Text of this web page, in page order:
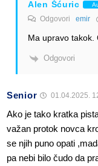
Alen Šćuric
Odgovori emir
Ma upravo takok.
Odgovori
Senior 01.04.2025.
Ako je tako kratka
važan protok novca
se njih puno opati
pa nebi bilo čudo da